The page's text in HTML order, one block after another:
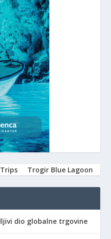
Trogir Blue Lagoon
dio globalne trgovine